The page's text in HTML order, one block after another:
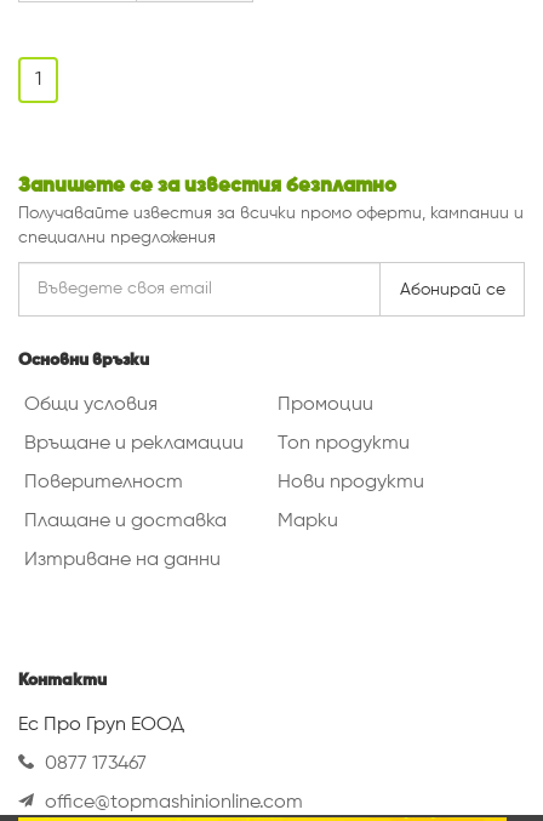
1
Запишете се за известия безплатно
Получавайте известия за всички промо оферти, кампании и
специални предложения
Абонирай се
Основни връзки
Общи условия
Връщане и рекламации
Поверителност
Плащане и доставка
Изтриване на данни
Промоции
Топ продукти
Нови продукти
Марки
Контакти
Ес Про Груп ЕООД
0877 173467
office@topmashinionline.com